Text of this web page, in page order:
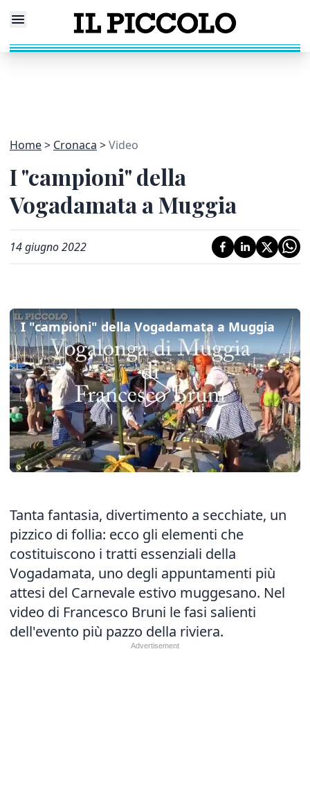
Home Cronaca Video
I "campioni" della
Vogadamata a Muggia
14 giugno 2022
I "campioni" della Vogadamata a Muggia
Tanta fantasia, divertimento a secchiate, un
pizzico di follia: ecco gli elementi che
costituiscono i tratti essenziali della
Vogadamata, uno degli appuntamenti più
attesi del Carnevale estivo muggesano. Nel
video di Francesco Bruni le fasi salienti
dell'evento più pazzo della riviera.